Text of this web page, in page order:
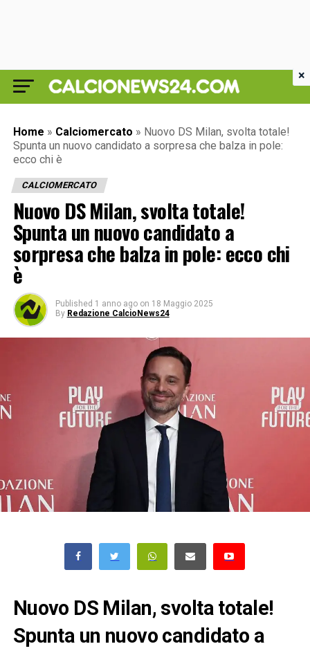
Home » Calciomercato » Nuovo DS Milan, svolta totale!
Spunta un nuovo candidato a sorpresa che balza in pole:
ecco chi è
CALCIOMERCATO
Nuovo DS Milan, svolta totale!
Spunta un nuovo candidato a
sorpresa che balza in pole: ecco chi
è
Published 1 anno ago on 18 Maggio 2025
By Redazione CalcioNews24
Nuovo DS Milan, svolta totale!
Spunta un nuovo candidato a
×